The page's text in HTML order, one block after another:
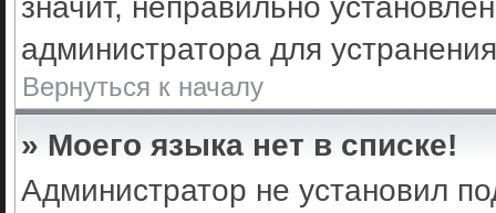
администратора для
Вернуться к началу
» Моего языка нет в списке!
Администратор не установил